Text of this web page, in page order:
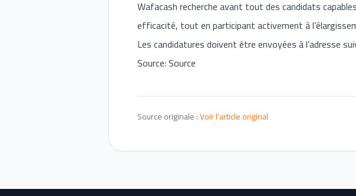
Wafacash recherche avant tout des candidats
efficacité, tout en participant activement à
Les candidatures doivent être envoyées à l’adresse
Source: Source
Source originale :Voir l’article original